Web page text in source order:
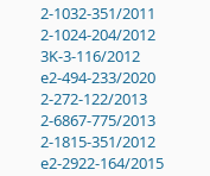
2-1032-351/2011
2-1024-204/2012
3K-3-116/2012
e2-494-233/2020
2-272-122/2013
2-6867-775/2013
2-1815-351/2012
e2-2922-164/2015